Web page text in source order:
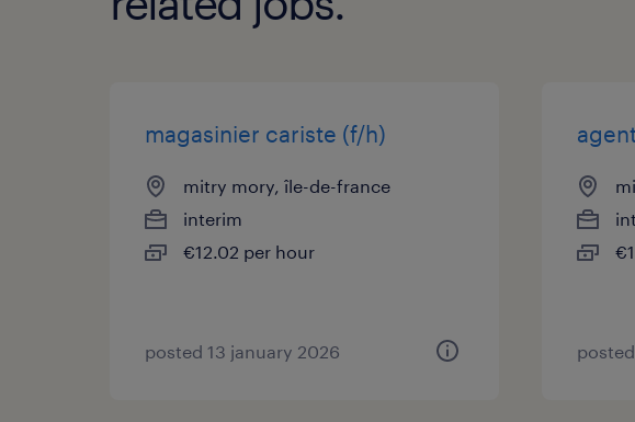
magasinier cariste (f/h)
mitry mory, île-de-france
interim
€12.02 per hour
posted 13 january 2026